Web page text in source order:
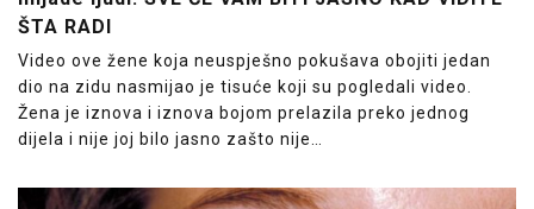
ŠTA RADI
Video ove žene koja neuspješno pokušava obojiti jedan
dio na zidu nasmijao je tisuće koji su pogledali video.
Žena je iznova i iznova bojom prelazila preko jednog
dijela i nije joj bilo jasno zašto nije…